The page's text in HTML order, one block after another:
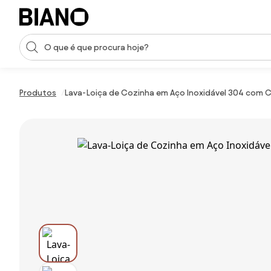
Saltar para o conteúdo
Entrada de pesquisa
Produtos Lava-Loiça de Cozinha em Aço Inoxidável 304 com